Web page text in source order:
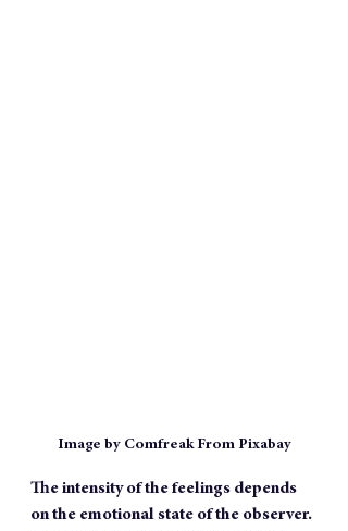
Image by Comfreak From Pixabay
The intensity of the feelings depends
on the emotional state of the observer.